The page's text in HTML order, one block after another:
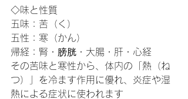
◇味と性質
五味：苦（く）
五性：寒（かん）
帰経：腎・膀胱・大腸・肝・心経
その苦味と寒性から、体内の「熱（ね
つ）」を冷ます作用に優れ、炎症や湿
熱による症状に使われます